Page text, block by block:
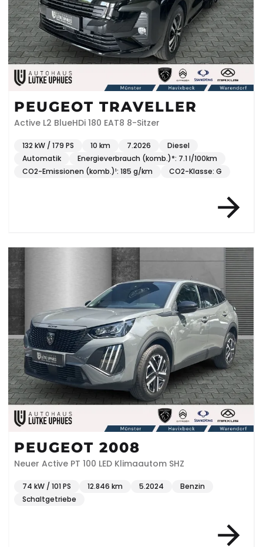
PEUGEOT TRAVELLER
Active L2 BlueHDi 180 EAT8 8-Sitzer
132 kW / 179 PS 10 km 7.2026
Diesel
Automatik
Energieverbrauch (komb.)*: 7.1 l/100km
CO2-Emissionen (komb.)¹: 185 g/km
CO2-Klasse: G
PEUGEOT 2008
Neuer Active PT 100 LED Klimaautom SHZ
74 kW / 101 PS 12.846 km 5.2024
Benzin
Schaltgetriebe